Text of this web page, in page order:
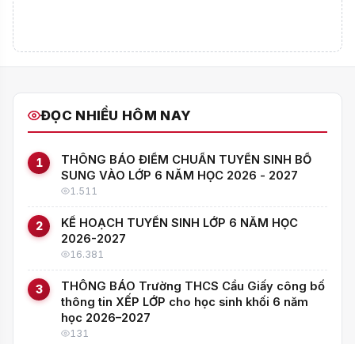
ĐỌC NHIỀU HÔM NAY
1
THÔNG BÁO ĐIỂM CHUẨN TUYỂN SINH BỔ
SUNG VÀO LỚP 6 NĂM HỌC 2026 - 2027
1.511
2
KẾ HOẠCH TUYỂN SINH LỚP 6 NĂM HỌC
2026-2027
16.381
3
THÔNG BÁO Trường THCS Cầu Giấy công bố
thông tin XẾP LỚP cho học sinh khối 6 năm
học 2026–2027
131